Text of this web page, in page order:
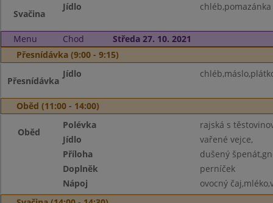
Svačina
Jídlo
Menu Chod
Středa 27. 10. 2021
Přesnídávka (9:00 - 9:15)
Přesnídávka
Jídlo
Oběd (11:00 - 14:00)
Oběd
Polévka
rajská s
Jídlo
vařené vejce,
Příloha
dušený
Doplněk
perníček
Nápoj
ovocný